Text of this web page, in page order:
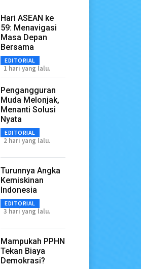
Hari ASEAN ke
59: Menavigasi
Masa Depan
Bersama
EDITORIAL
1 hari yang lalu.
Pengangguran
Muda Melonjak,
Menanti Solusi
Nyata
EDITORIAL
2 hari yang lalu.
Turunnya Angka
Kemiskinan
Indonesia
EDITORIAL
3 hari yang lalu.
Mampukah PPHN
Tekan Biaya
Demokrasi?